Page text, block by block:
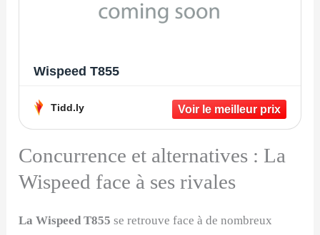
Wispeed T855
Tidd.ly
Concurrence et alternatives : La
Wispeed face à ses rivales
La Wispeed T855 se retrouve face à de nombreux